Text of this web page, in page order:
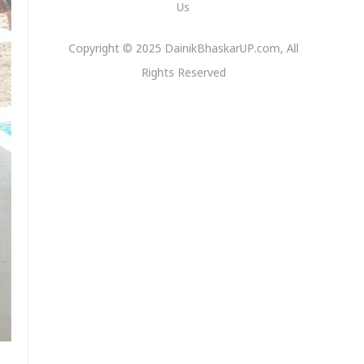
Us
Copyright © 2025 DainikBhaskarUP.com, All
Rights Reserved